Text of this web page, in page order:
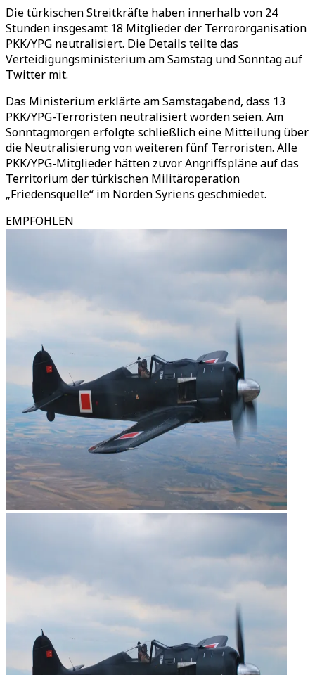
Die türkischen Streitkräfte haben innerhalb von 24
Stunden insgesamt 18 Mitglieder der Terrororganisation
PKK/YPG neutralisiert. Die Details teilte das
Verteidigungsministerium am Samstag und Sonntag auf
Twitter mit.
Das Ministerium erklärte am Samstagabend, dass 13
PKK/YPG-Terroristen neutralisiert worden seien. Am
Sonntagmorgen erfolgte schließlich eine Mitteilung über
die Neutralisierung von weiteren fünf Terroristen. Alle
PKK/YPG-Mitglieder hätten zuvor Angriffspläne auf das
Territorium der türkischen Militäroperation
„Friedensquelle“ im Norden Syriens geschmiedet.
EMPFOHLEN